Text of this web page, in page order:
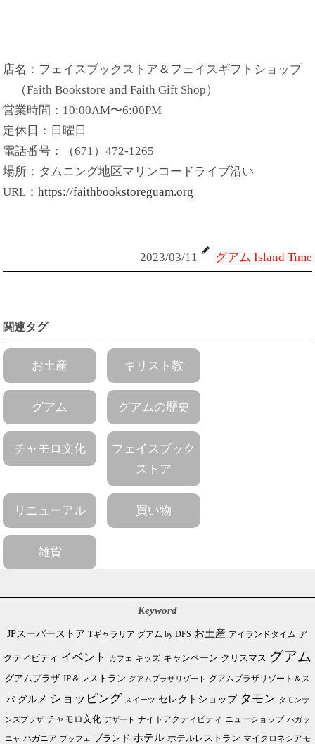
店名：フェイスブックストア＆フェイスギフトショップ
（Faith Bookstore and Faith Gift Shop）
営業時間：10:00AM〜6:00PM
定休日：日曜日
電話番号：（671）472-1265
場所：タムニング地区マリンコードライブ沿い
URL：https://faithbookstoreguam.org
2023/03/11 グアム Island Time
関連タグ
お土産 キリスト教
グアム グアムの歴史
チャモロ文化
フェイスブック
ストア
リニューアル 買い物
雑貨
Keyword
JPスーパーストア Tギャラリア グアム by DFS お土産 アイランドタイム ア
クティビティ イベント カフェ キッズ キャンペーン クリスマス グアム
グアムプラザ-JP＆レストラン グアムプラザリゾート グアムプラザリゾート＆ス
パ グルメ ショッピング スイーツ セレクトショップ タモン タモンサ
ンズプラザ チャモロ文化 デザート ナイトアクティビティ ニューショップ ハガッ
ニャ ハガニア ブッフェ ブランド ホテル ホテルレストラン マイクロネシアモ